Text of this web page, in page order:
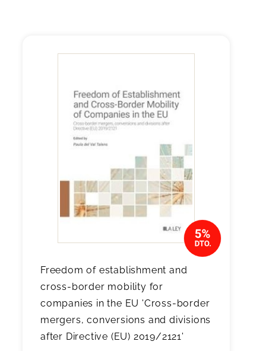
Freedom of establishment and
cross-border mobility for
companies in the EU 'Cross-border
mergers, conversions and divisions
after Directive (EU) 2019/2121'